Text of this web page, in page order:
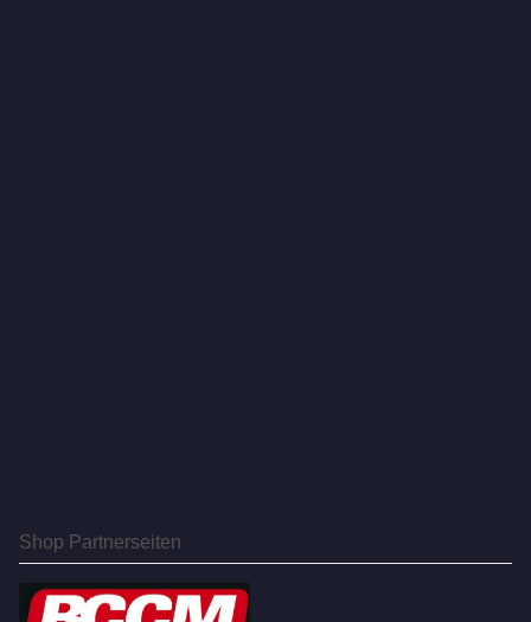
Shop Partnerseiten